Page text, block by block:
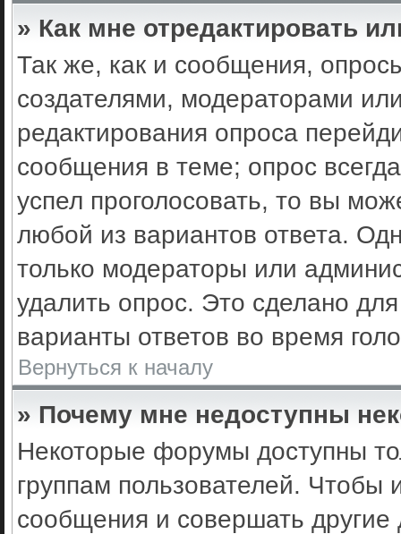
» Как мне отредактировать
Так же, как и сообщения,
создателями, модераторами
редактирования опроса
сообщения в теме; опрос
успел проголосовать, то вы
любой из вариантов ответа.
только модераторы или
удалить опрос. Это сделано
варианты ответов во время
Вернуться к началу
» Почему мне недоступны
Некоторые форумы доступны
группам пользователей. Чтобы
сообщения и совершать